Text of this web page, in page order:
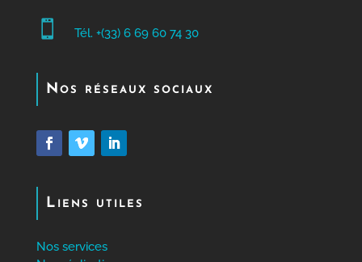
 Tél. +(33) 6 69 60 74 30
Nos réseaux sociaux
Liens utiles
Nos services